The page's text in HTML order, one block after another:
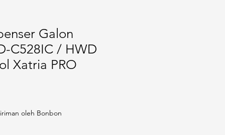
Galon
C528IC / HWD
Xatria PRO
oleh Bonbon